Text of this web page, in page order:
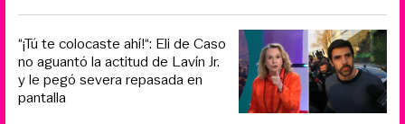
“¡Tú te colocaste ahí!“: Eli de Caso
no aguantó la actitud de Lavín Jr.
y le pegó severa repasada en
pantalla